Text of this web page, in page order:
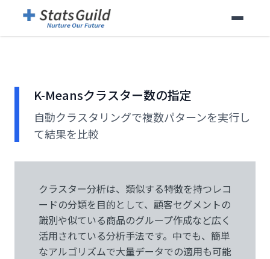
K-Meansクラスター数の指定
自動クラスタリングで複数パターンを実行し
て結果を比較
クラスター分析は、類似する特徴を持つレコ
ードの分類を目的として、顧客セグメントの
識別や似ている商品のグループ作成など広く
活用されている分析手法です。中でも、簡単
なアルゴリズムで大量データでの適用も可能